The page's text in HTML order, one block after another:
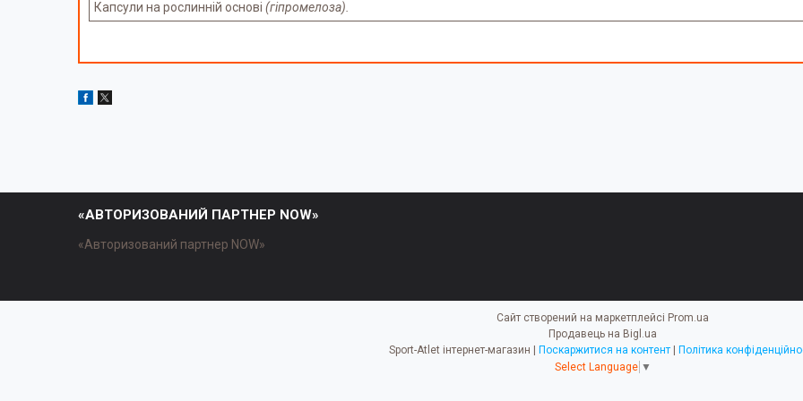
Капсули на рослинній основі (гіпромелоза).
«АВТОРИЗОВАНИЙ ПАРТНЕР NOW»
«Авторизований партнер NOW»
Сайт створений на маркетплейсі Prom.ua
Продавець на Bigl.ua
Поскаржитися на контент
Політика
Select Language ▼